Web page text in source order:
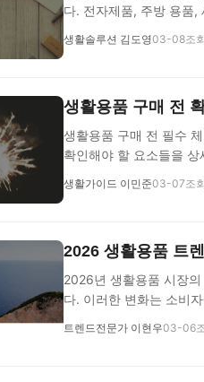
다. 전자제품, 주방 용품,
생활솔루션 김도영03-08조
생활용품 구매 전
생활용품 구매 전 필수
확인해야 할 요소들을 상
생활가이드 이민준03-07조
2026 생활용품 트
2026년 생활용품 시장
다. 이러한 변화는 소비
트렌드전문가 이현우03-06